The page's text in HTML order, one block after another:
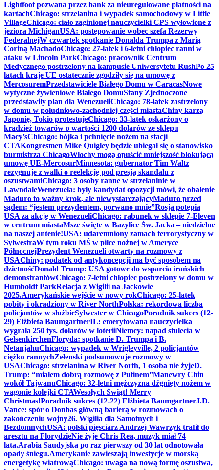
Lightfoot pozwana przez bank za nieuregulowane płatności na
kartachChicago: strzelanina i wypadek samochodowy w Little
VillageChicago: ciało zaginionej nauczycielki CPS wyłowione z
jeziora MichiganUSA: postępowanie wobec szefa Rezerwy
FederalnejW czwartek spotkanie Donalda Trumpa z Maríą
Coriną MachadoChicago: 27-latek i 6-letni chłopiec ranni w
ataku w Lincoln ParkChicago: pracownik Centrum
Medycznego postrzelony na kampusie Uniwersytetu RushPo 25
latach kraje UE ostatecznie zgodziły się na umowę z
MercosuremPrzedstawiciele Białego Domu w CaracasNowe
wytyczne żywieniowe Białego DomuStany Zjednoczone
przedstawiły plan dla WenezueliChicago: 78-latek zastrzelony
w domu w południowo-zachodniej części miastaChiny karzą
Japonię, Tokio protestujeChicago: 33-latek oskarżony o
kradzież towarów o wartości 1200 dolarów ze sklepu
Macy’sChicago: bójka i pchnięcie nożem na stacji
CTAKongresmen Mike Quigley będzie ubiegał się o stanowisko
burmistrza ChicagoWłochy mogą opuścić mniejszość blokującą
umowę UE-MercosurMinnesota: gubernator Tim Waltz
rezygnuje z walki o reelekcję pod presją skandalu z
oszustwamiChicago: 3 osoby ranne w strzelaninie w
LawndaleWenezuela: były kandydat opozycji mówi, że obalenie
Maduro to ważny krok, ale niewystarczającyMaduro przed
sądem: “jestem prezydentem, porwano mnie”Rosja potępia
USA za akcję w WenezueliChicago: rabunek w sklepie 7-Eleven
w centrum miastaMsze święte w Bazylice Św. Jacka – niedzielne
na naszej antenie!USA: udaremniony zamach terrorystyczny w
SylwestraW tym roku MŚ w piłce nożnej w Ameryce
PółnocnejPrezydent Wenezueli otwarty na rozmowy z
USAChiny: podatek od antykoncepcji ma być sposobem na
dzietnośćDonald Trump: USA gotowe do wsparcia irańskich
demonstrantówChicago: 7-letni chłopiec postrzelony w domu w
Humboldt ParkRelacja z Wigilii na Jackowie
2025.Amerykańskie wejście w nowy rokChicago: 25-latek
pobity i okradziony w River NorthPolska: rekordowa liczba
policjantów w służbieSylwester w ChicagoPoradnik sukces (12-
29) Elżbieta BaumgartnerIL: emerytowana nauczycielka
wygrała 250 tys. dolarów w loteriiNiemcy: napad stulecia w
GelsenkirchenFloryda: spotkanie D. Trumpa i B.
NetanjahuChicago: wypadek w Wrigleyville, 2 policjantów
ciężko rannychZełenski podsumowuje rozmowy w
USAChicago: strzelanina w River North, 1 osoba nie żyjeD.
Trump: “miałem dobrą rozmowę z Putinem”Manewry Chin
wokół TajwanuChicago: 32-letni mężczyzna dźgnięty nożem w
wagonie kolejki CTAWesołych Świąt! Merry
Christmas!Poradnik sukces (12-22) Elżbieta BaumgartnerJ.D.
Vance: spór o Donbas główną barierą w rozmowach o
zakończeniu wojny26. Wigilia dla Samotnych i
BezdomnychUSA: polski pięściarz Andrzej Wawrzyk trafił do
aresztu na FlorydzieNie żyje Chris Rea, muzyk miał 74
lata.Arabia Saudyjska po raz pierwszy od 30 lat odnotowała
opady śniegu.Amerykanie zawieszają inwestycje w morską
energetykę wiatrowąChicago: uwaga na nową formę oszustwa,